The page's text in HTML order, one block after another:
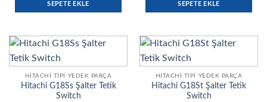
SEPETE EKLE SEPETE EKLE
HITACHI TIPI YEDEK PARÇA
Hitachi G18Ss Şalter Tetik
Switch
HITACHI TIPI YEDEK PARÇA
Hitachi G18St Şalter Tetik
Switch